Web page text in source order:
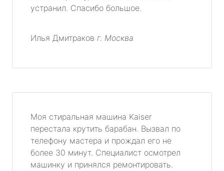
устранил. Спасибо большое.
Илья Дмитраков г. Москва
Моя стиральная машина Kaiser
перестала крутить барабан. Вызвал по
телефону мастера и прождал его не
более 30 минут. Специалист осмотрел
машинку и принялся ремонтировать.